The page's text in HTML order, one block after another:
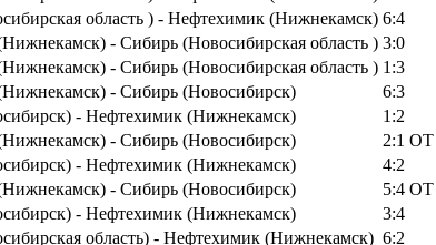
область ) - Нефтехимик (Нижнекамск) 6:4
- Сибирь (Новосибирская область ) 3:0
- Сибирь (Новосибирская область ) 1:3
- Сибирь (Новосибирск)
6:3
- Нефтехимик (Нижнекамск)
1:2
- Сибирь (Новосибирск)
2:1 OT
- Нефтехимик (Нижнекамск)
4:2
- Сибирь (Новосибирск)
5:4 OT
- Нефтехимик (Нижнекамск)
3:4
область) - Нефтехимик (Нижнекамск) 6:2